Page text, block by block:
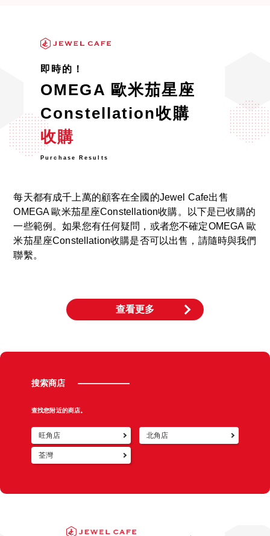
即時的！
OMEGA 歐米茄星座
Constellation收購
收購
Purchase Results
每天都有成千上萬的顧客在全國的Jewel Cafe出售
OMEGA 歐米茄星座Constellation收購。以下是已收購的
一些範例。如果您有任何疑問，或者您不確定OMEGA 歐
米茄星座Constellation收購是否可以出售，請隨時與我們
聯繫。
查看更多
搜索商店
查找您附近的商店。
旺角店 北角店
荃灣